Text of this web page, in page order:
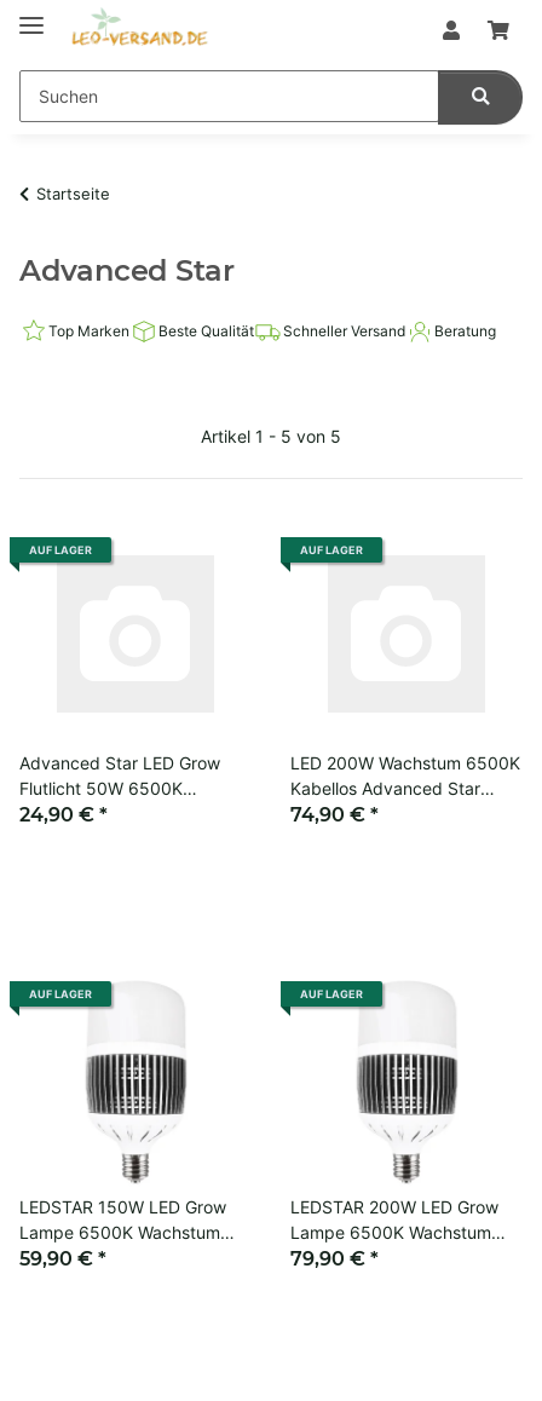
Startseite
Advanced Star
Top Marken Beste Qualität Schneller Versand Beratung
Artikel 1 - 5 von 5
AUF LAGER
Advanced Star LED Grow
Flutlicht 50W 6500K
Vegphase Maximum ohne
24,90 € *
AUF LAGER
LED 200W Wachstum 6500K
Kabellos Advanced Star
Grow Licht
74,90 € *
AUF LAGER
LEDSTAR 150W LED Grow
Lampe 6500K Wachstum
Indoor
59,90 € *
AUF LAGER
LEDSTAR 200W LED Grow
Lampe 6500K Wachstum
Growbox
79,90 € *